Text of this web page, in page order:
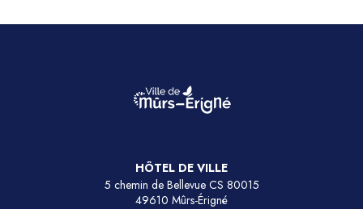
HÔTEL DE VILLE
5 chemin de Bellevue CS 80015
49610 Mûrs-Érigné